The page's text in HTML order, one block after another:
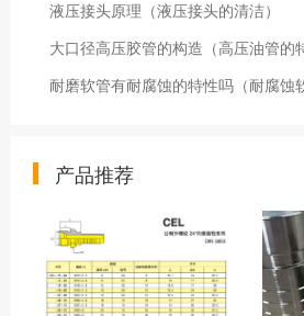
液压接头原理（液压接头的清洁）
大口径高压胶管的构造（高压油管的
耐磨软管有耐腐蚀的特性吗（耐腐蚀
产品推荐